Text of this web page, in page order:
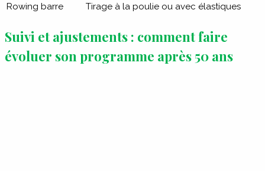
Rowing barre Tirage à la poulie ou avec élastiques
Suivi et ajustements : comment faire
évoluer son programme après 50 ans